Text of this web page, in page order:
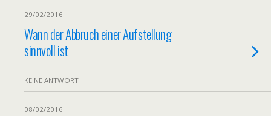
29/02/2016
Wann der Abbruch einer Aufstellung
sinnvoll ist
KEINE ANTWORT
08/02/2016